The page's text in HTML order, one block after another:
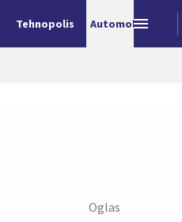
Tehnopolis Automobili